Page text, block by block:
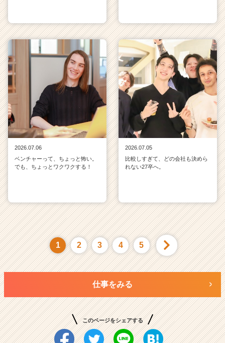
2026.07.06
ベンチャーって、ちょっと怖い。
でも、ちょっとワクワクする！
2026.07.05
比較しすぎて、どの会社も決めら
れない27卒へ。
1 2 3 4 5
仕事をみる
このページをシェアする